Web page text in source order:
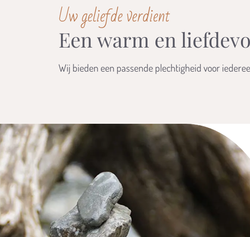
Uw geliefde verdient
Een warm en
Wij bieden een passende plechtigheid voor